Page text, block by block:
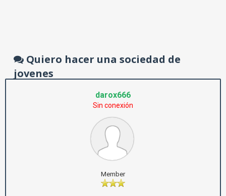
Quiero hacer una sociedad de
jovenes
darox666
Sin conexión
Member